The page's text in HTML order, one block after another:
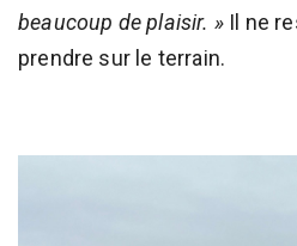
beaucoup de plaisir. »Il ne
prendre sur le terrain.